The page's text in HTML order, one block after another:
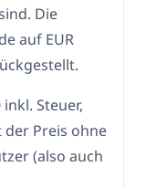
Die
auf EUR
Steuer,
Preis ohne
(also auch